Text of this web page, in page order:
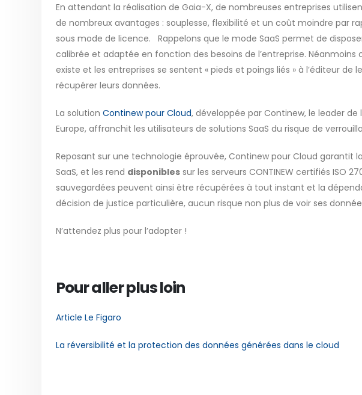
En attendant la réalisation de Gaia-X, de nombreuses entreprises
de nombreux avantages : souplesse, flexibilité et un coût moindre par
sous mode de licence. Rappelons que le mode SaaS permet de
calibrée et adaptée en fonction des besoins de l’entreprise.
existe et les entreprises se sentent « pieds et poings liés » à l’éditeur de
récupérer leurs données.
La solution Continew pour Cloud, développée par Continew, le leader
Europe, affranchit les utilisateurs de solutions SaaS du risque de
Reposant sur une technologie éprouvée, Continew pour Cloud garantit la
SaaS, et les rend disponibles sur les serveurs CONTINEW certifiés ISO
sauvegardées peuvent ainsi être récupérées à tout instant et la
décision de justice particulière, aucun risque non plus de voir ses
N’attendez plus pour l’adopter !
Pour aller plus loin
Article Le Figaro
La réversibilité et la protection des données générées dans le cloud